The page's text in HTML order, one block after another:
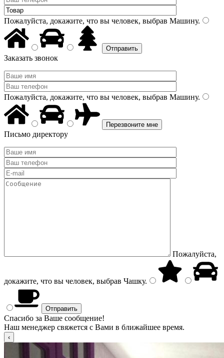
Пожалуйста, докажите, что вы человек, выбрав Машину.
Заказать звонок
Пожалуйста, докажите, что вы человек, выбрав Машину.
Письмо директору
Пожалуйста,
докажите, что вы человек, выбрав Чашку.
Спасибо за Ваше сообщение!
Наш менеджер свяжется с Вами в ближайшее время.